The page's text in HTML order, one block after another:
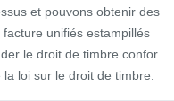
et pouvons obtenir des
unifiés estampillés
le droit de timbre confor
loi sur le droit de timbre.